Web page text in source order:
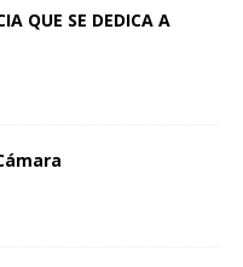
QUE SE DEDICA A